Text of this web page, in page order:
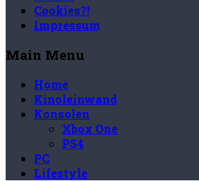
Cookies?!
Impressum
Main Menu
Home
Kinoleinwand
Konsolen
Xbox One
PS4
PC
Lifestyle